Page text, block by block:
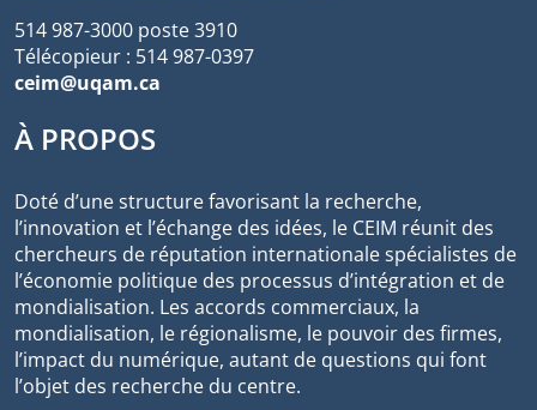
514 987-3000 poste 3910
Télécopieur : 514 987-0397
ceim@uqam.ca
À PROPOS
Doté d’une structure favorisant la recherche,
l’innovation et l’échange des idées, le CEIM réunit des
chercheurs de réputation internationale spécialistes de
l’économie politique des processus d’intégration et de
mondialisation. Les accords commerciaux, la
mondialisation, le régionalisme, le pouvoir des firmes,
l’impact du numérique, autant de questions qui font
l’objet des recherche du centre.